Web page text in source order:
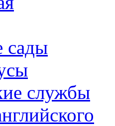
сады
службы